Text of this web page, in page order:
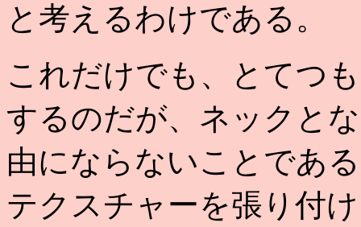
と考えるわけである。
これだけでも、とてつ
するのだが、ネックと
由にならないことであ
テクスチャーを張り付